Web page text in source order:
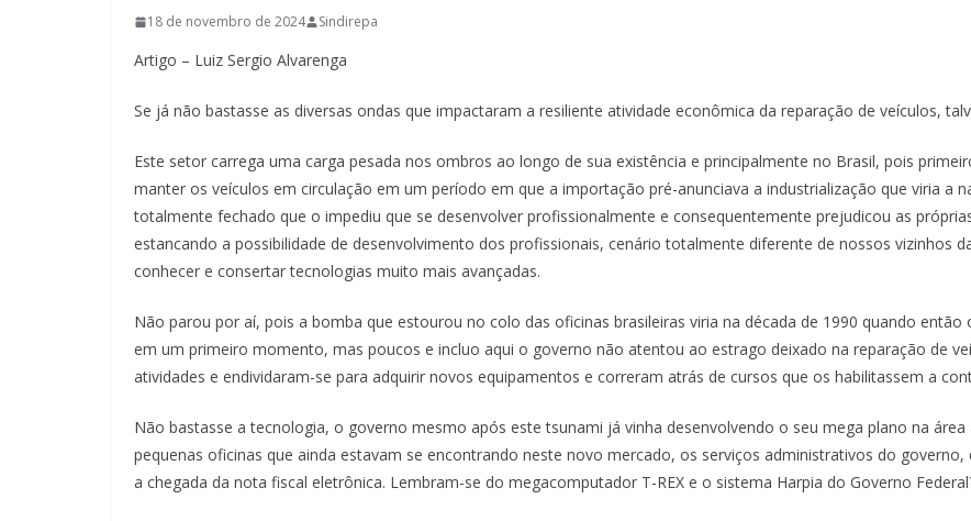
18 de novembro de 2024 Sindirepa
Artigo – Luiz Sergio Alvarenga
Se já não bastasse as diversas ondas que impactaram a resiliente atividade econômica da reparação de veículos,
Este setor carrega uma carga pesada nos ombros ao longo de sua existência e principalmente no Brasil, pois
manter os veículos em circulação em um período em que a importação pré-anunciava a industrialização que viria a
totalmente fechado que o impediu que se desenvolver profissionalmente e consequentemente prejudicou as
estancando a possibilidade de desenvolvimento dos profissionais, cenário totalmente diferente de nossos vizinhos
conhecer e consertar tecnologias muito mais avançadas.
Não parou por aí, pois a bomba que estourou no colo das oficinas brasileiras viria na década de 1990 quando
em um primeiro momento, mas poucos e incluo aqui o governo não atentou ao estrago deixado na reparação de
atividades e endividaram-se para adquirir novos equipamentos e correram atrás de cursos que os habilitassem a
Não bastasse a tecnologia, o governo mesmo após este tsunami já vinha desenvolvendo o seu mega plano na
pequenas oficinas que ainda estavam se encontrando neste novo mercado, os serviços administrativos do
a chegada da nota fiscal eletrônica. Lembram-se do megacomputador T-REX e o sistema Harpia do Governo